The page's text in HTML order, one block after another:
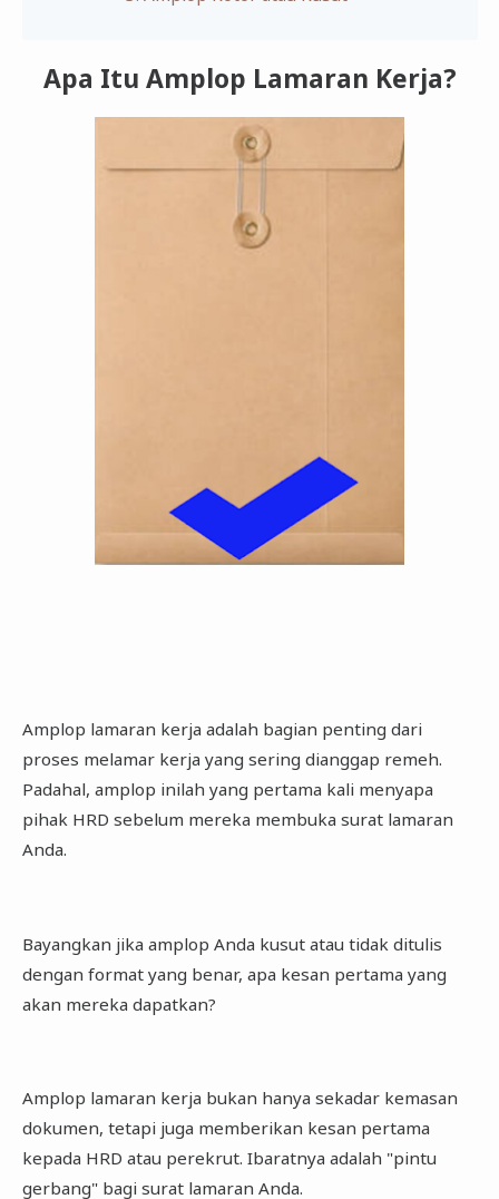
Apa Itu Amplop Lamaran Kerja?
Amplop lamaran kerja adalah bagian penting dari
proses melamar kerja yang sering dianggap remeh.
Padahal, amplop inilah yang pertama kali menyapa
pihak HRD sebelum mereka membuka surat lamaran
Anda.
Bayangkan jika amplop Anda kusut atau tidak ditulis
dengan format yang benar, apa kesan pertama yang
akan mereka dapatkan?
Amplop lamaran kerja bukan hanya sekadar kemasan
dokumen, tetapi juga memberikan kesan pertama
kepada HRD atau perekrut. Ibaratnya adalah "pintu
gerbang" bagi surat lamaran Anda.